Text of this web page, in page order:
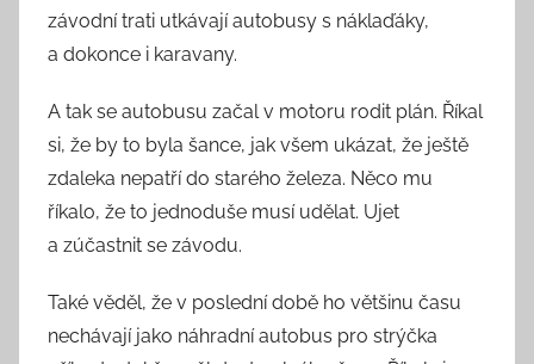
závodní trati utkávají autobusy s náklaďáky,
a dokonce i karavany.
A tak se autobusu začal v motoru rodit plán. Říkal
si, že by to byla šance, jak všem ukázat, že ještě
zdaleka nepatří do starého železa. Něco mu
říkalo, že to jednoduše musí udělat. Ujet
a zúčastnit se závodu.
Také věděl, že v poslední době ho většinu času
nechávají jako náhradní autobus pro strýčka